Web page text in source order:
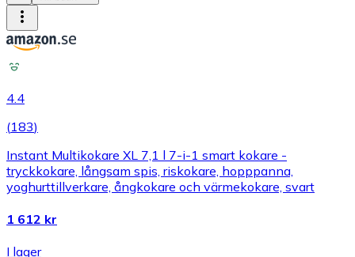
4.4
(183)
Instant Multikokare XL 7,1 l 7-i-1 smart kokare -
tryckkokare, långsam spis, riskokare, hopppanna,
yoghurttillverkare, ångkokare och värmekokare, svart
1 612 kr
I lager